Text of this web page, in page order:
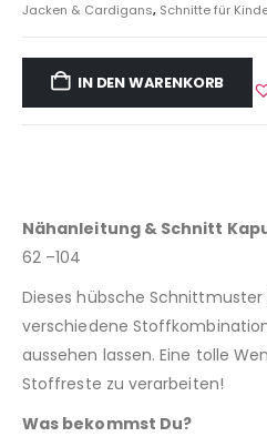
Jacken & Cardigans, Schnitte für
IN DEN WARENKORB
Nähanleitung & Schnitt
62 –104
Dieses hübsche
verschiedene
aussehen lassen. Eine tolle
Stoffreste zu verarbeiten!
Was bekommst Du?